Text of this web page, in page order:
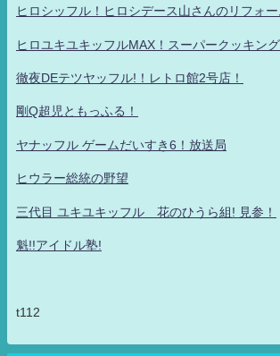
ヒロシッフル！ヒロシデース山さんのリフォー
ヒロユキユキッフルMAX！スーパークッキング
徹夜DEテツヤッフル!！レトロ館2号店！
剛Q超児ともっふる！
ヤナッフル ゲームだいすき6！放送局
ヒウラー総統の野望
三代目 ユキユキッフル 花のひうら組! 見参！
魁!!アイドル塾!
t112